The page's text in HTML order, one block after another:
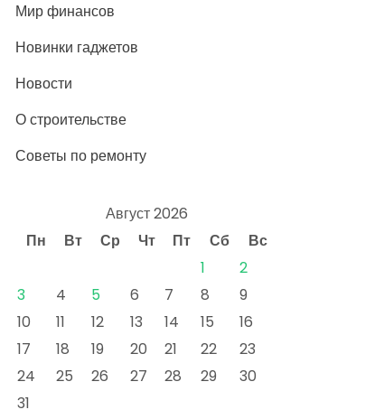
Мир финансов
Новинки гаджетов
Новости
О строительстве
Советы по ремонту
Август 2026
Пн
Вт Ср Чт Пт Сб
Вс
1
2
3
4 5 6 7 8
9
10
11 12 13 14 15
16
17
18 19 20 21 22
23
24
25 26 27 28 29
30
31